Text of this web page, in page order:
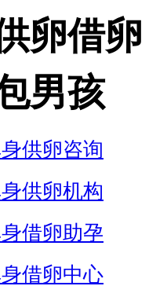
卵借卵
男孩
供卵咨询
供卵机构
借卵助孕
借卵中心